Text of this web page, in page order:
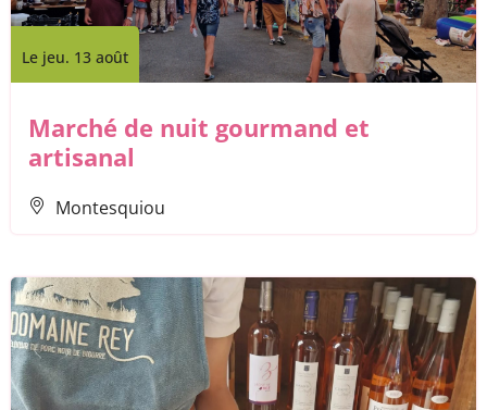
Le jeu. 13 août
Marché de nuit gourmand et
artisanal
Montesquiou